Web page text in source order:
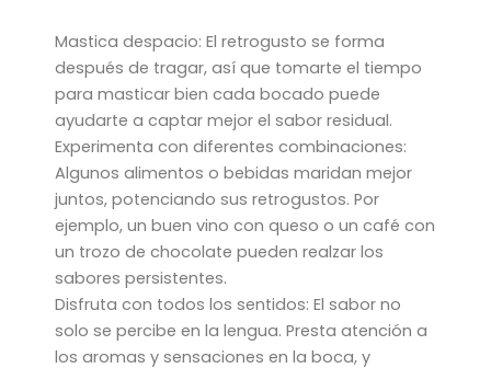
Mastica despacio: El retrogusto se forma
después de tragar, así que tomarte el tiempo
para masticar bien cada bocado puede
ayudarte a captar mejor el sabor residual.
Experimenta con diferentes combinaciones:
Algunos alimentos o bebidas maridan mejor
juntos, potenciando sus retrogustos. Por
ejemplo, un buen vino con queso o un café con
un trozo de chocolate pueden realzar los
sabores persistentes.
Disfruta con todos los sentidos: El sabor no
solo se percibe en la lengua. Presta atención a
los aromas y sensaciones en la boca, y